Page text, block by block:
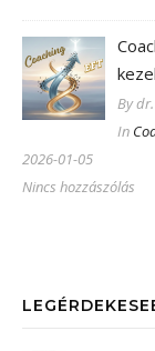
By
In
2026-01-05
Nincs hozzászólás